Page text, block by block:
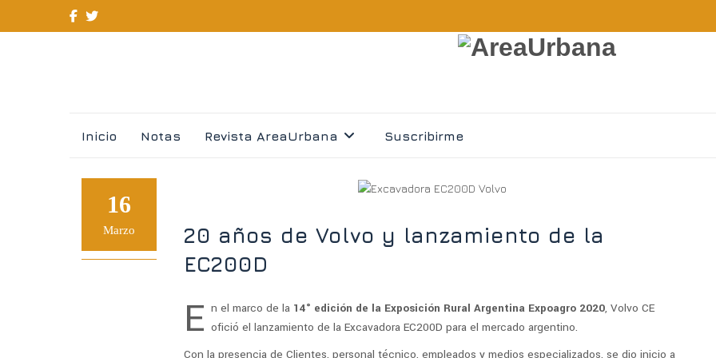
Inicio Notas Revista AreaUrbana Suscribirme
16
Marzo
20 años de Volvo y lanzamiento de la
EC200D
E n el marco de la 14° edición de la Exposición Rural Argentina Expoagro 2020, Volvo CE
ofició el lanzamiento de la Excavadora EC200D para el mercado argentino.
Con la presencia de Clientes, personal técnico, empleados y medios especializados, se dio inicio a